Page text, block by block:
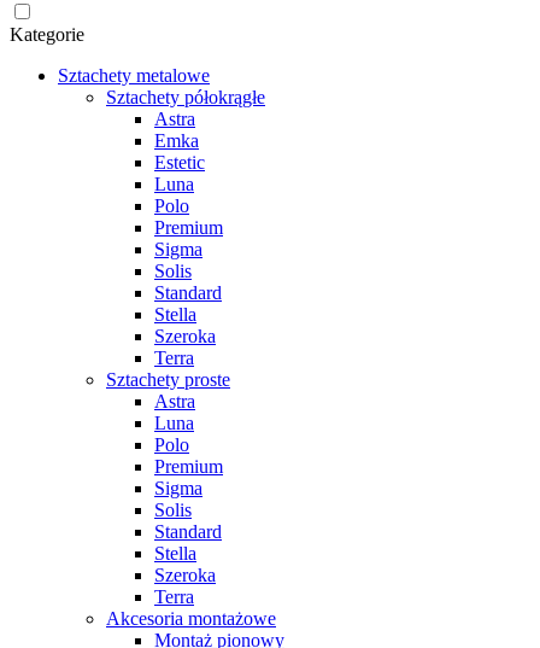
Kategorie
Sztachety metalowe
Sztachety półokrągłe
Astra
Emka
Estetic
Luna
Polo
Premium
Sigma
Solis
Standard
Stella
Szeroka
Terra
Sztachety proste
Astra
Luna
Polo
Premium
Sigma
Solis
Standard
Stella
Szeroka
Terra
Akcesoria montażowe
Montaż pionowy